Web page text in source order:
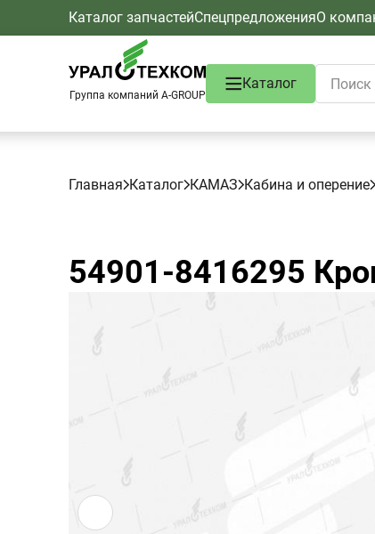
Каталог запчастейСпецпредложенияО
Группа компаний A-GROUP
Каталог
Главная Каталог КАМАЗ Кабина и оперение
54901-8416295